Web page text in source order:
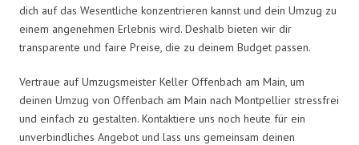
dich auf das Wesentliche konzentrieren kannst und dein Umzug zu
einem angenehmen Erlebnis wird. Deshalb bieten wir dir
transparente und faire Preise, die zu deinem Budget passen.
Vertraue auf Umzugsmeister Keller Offenbach am Main, um
deinen Umzug von Offenbach am Main nach Montpellier stressfrei
und einfach zu gestalten. Kontaktiere uns noch heute für ein
unverbindliches Angebot und lass uns gemeinsam deinen